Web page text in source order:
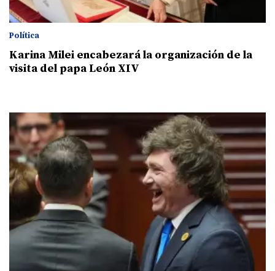
Política
Karina Milei encabezará la organización de la
visita del papa León XIV